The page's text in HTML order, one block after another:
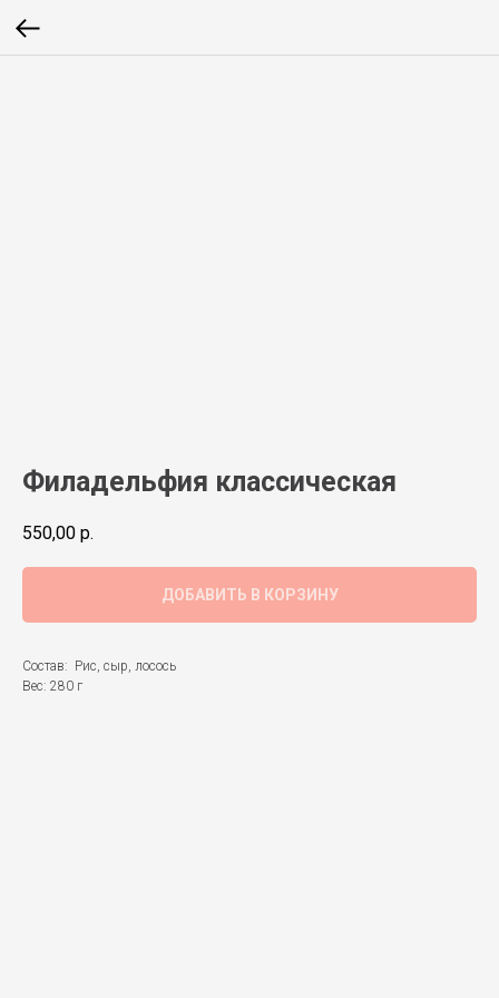
Филадельфия классическая
550,00 р.
ДОБАВИТЬ В КОРЗИНУ
Состав: Рис, сыр, лосось
Вес: 280 г